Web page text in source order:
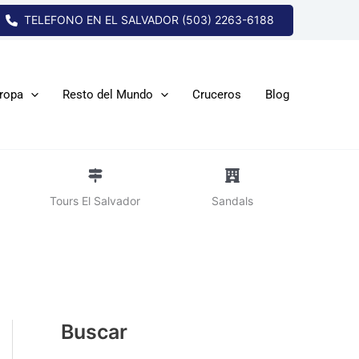
TELEFONO EN EL SALVADOR (503) 2263-6188
Resto del Mundo Cruceros Blog
Tours El Salvador Sandals
Buscar